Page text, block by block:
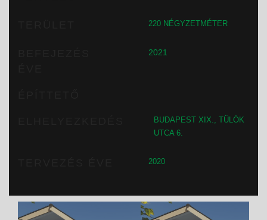
220 NÉGYZETMÉTER
2021
BUDAPEST XIX., TÜLÖK
UTCA 6.
2020